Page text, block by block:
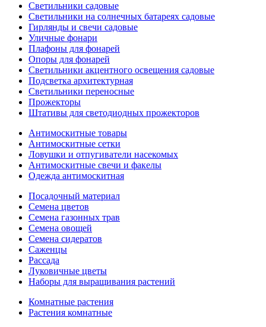
Светильники садовые
Светильники на солнечных батареях садовые
Гирлянды и свечи садовые
Уличные фонари
Плафоны для фонарей
Опоры для фонарей
Светильники акцентного освещения садовые
Подсветка архитектурная
Светильники переносные
Прожекторы
Штативы для светодиодных прожекторов
Антимоскитные товары
Антимоскитные сетки
Ловушки и отпугиватели насекомых
Антимоскитные свечи и факелы
Одежда антимоскитная
Посадочный материал
Семена цветов
Семена газонных трав
Семена овощей
Семена сидератов
Саженцы
Рассада
Луковичные цветы
Наборы для выращивания растений
Комнатные растения
Растения комнатные